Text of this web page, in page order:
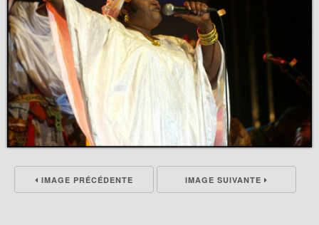
IMAGE PRÉCÉDENTE IMAGE SUIVANTE